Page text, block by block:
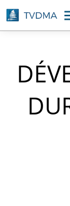
Aller
au
contenu